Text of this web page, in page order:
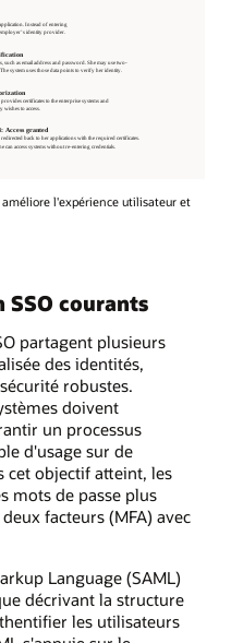
l'expérience utilisateur et
courants
partagent plusieurs
des identités,
robustes.
doivent
un processus
d'usage sur de
cet objectif atteint, les
mots de passe plus
facteurs (MFA) avec
Language (SAML)
décrivant la structure
les utilisateurs